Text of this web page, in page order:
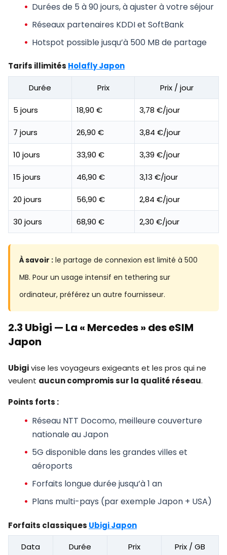
Durées de 5 à 90 jours, à ajuster à votre séjour
Réseaux partenaires KDDI et SoftBank
Hotspot possible jusqu’à 500 MB de partage
Tarifs illimités Holafly Japon
Durée Prix Prix / jour
5 jours 18,90 € 3,78 €/jour
7 jours 26,90 € 3,84 €/jour
10 jours 33,90 € 3,39 €/jour
15 jours 46,90 € 3,13 €/jour
20 jours 56,90 € 2,84 €/jour
30 jours 68,90 € 2,30 €/jour
À savoir : le partage de connexion est limité à 500
MB. Pour un usage intensif en tethering sur
ordinateur, préférez un autre fournisseur.
2.3 Ubigi — La « Mercedes » des eSIM
Japon
Ubigivise les voyageurs exigeants et les pros qui ne
veulent aucun compromis sur la qualité réseau.
Points forts :
Réseau NTT Docomo, meilleure couverture
nationaleau Japon
5G disponible dans les grandes villes et
aéroports
Forfaits longue durée jusqu’à 1 an
Plans multi-pays (par exemple Japon + USA)
Forfaits classiques Ubigi Japon
Data Durée Prix Prix / GB